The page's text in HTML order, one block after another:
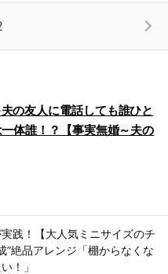
の友人に電話しても誰ひと
体誰！？【事実無婚～夫の
践！【大人気ミニサイズのチ
”絶品アレンジ「棚からなくな
！」